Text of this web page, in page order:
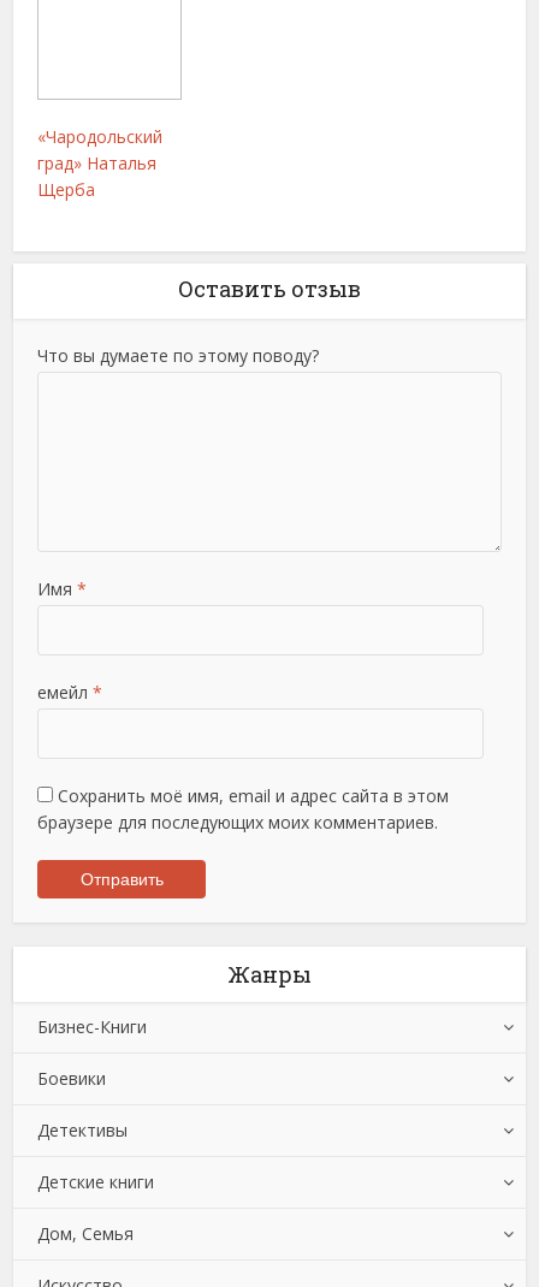
«Чародольский
град» Наталья
Щерба
Оставить отзыв
Что вы думаете по этому поводу?
Имя *
емейл *
Сохранить моё имя, email и адрес сайта в этом
браузере для последующих моих комментариев.
Жанры
Бизнес-Книги
Банковское дело
Бухучет, налогообложение, аудит
Делопроизводство
Зарубежная деловая литература
Боевики
Боевики: Прочее
Криминальные боевики
Триллеры
Детективы
Зарубежные детективы
Иронические детективы
Детские книги
Детская проза
Дом, Семья